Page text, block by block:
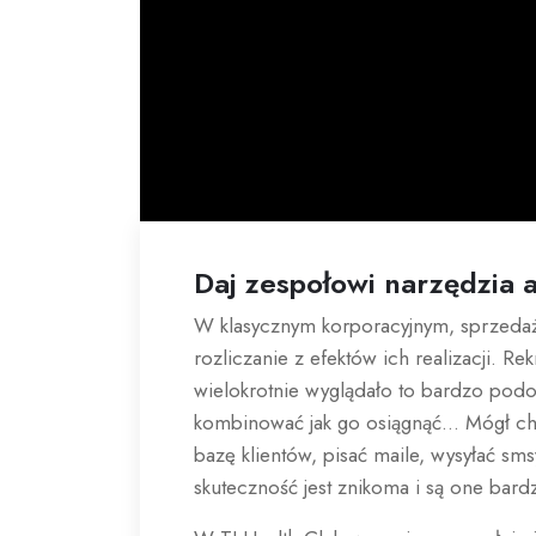
Daj zespołowi narzędzia
W klasycznym korporacyjnym,
rozliczanie z efektów ich realizacji.
wielokrotnie wyglądało to bardzo
kombinować jak go osiągnąć… Mógł
bazę klientów, pisać maile, wysyłać
skuteczność jest znikoma i są one